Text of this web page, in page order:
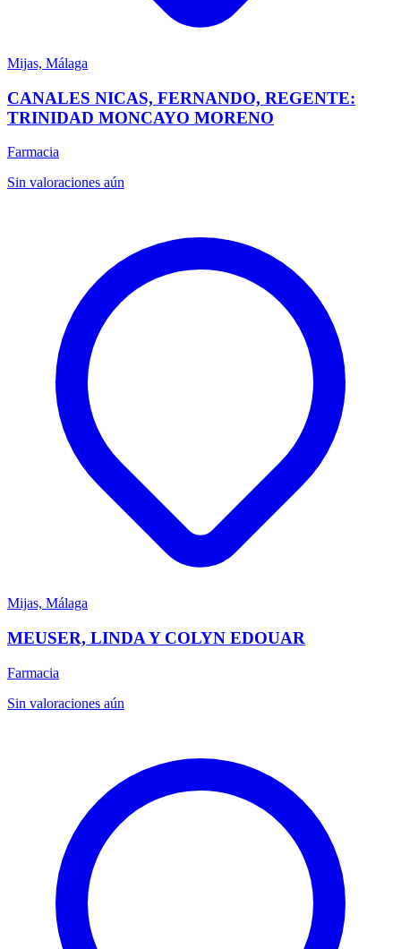
Mijas, Málaga
CANALES NICAS, FERNANDO, REGENTE:
TRINIDAD MONCAYO MORENO
Farmacia
Sin valoraciones aún
Mijas, Málaga
MEUSER, LINDA Y COLYN EDOUAR
Farmacia
Sin valoraciones aún